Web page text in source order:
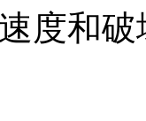
度和